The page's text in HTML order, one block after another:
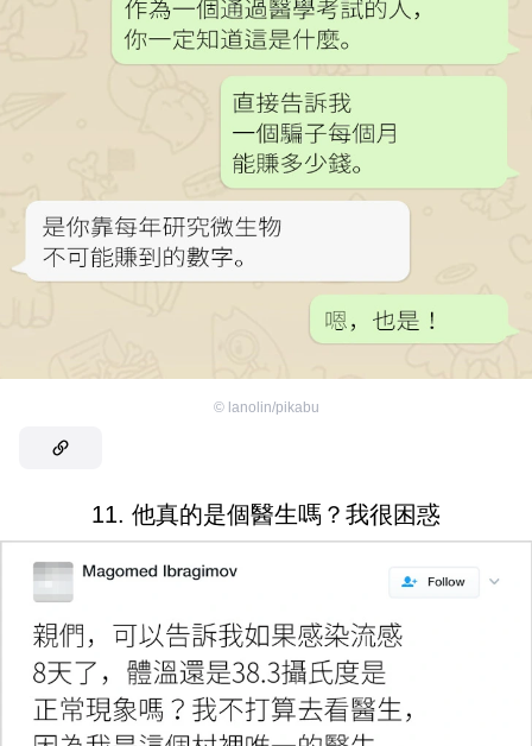
© lanolin/pikabu
11. 他真的是個醫生嗎？我很困惑